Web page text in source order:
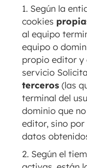
Según la
cookies
al equipo
equipo o
propio editor y
servicio
terceros(las
terminal del
dominio que
editor, sino
datos
Según el